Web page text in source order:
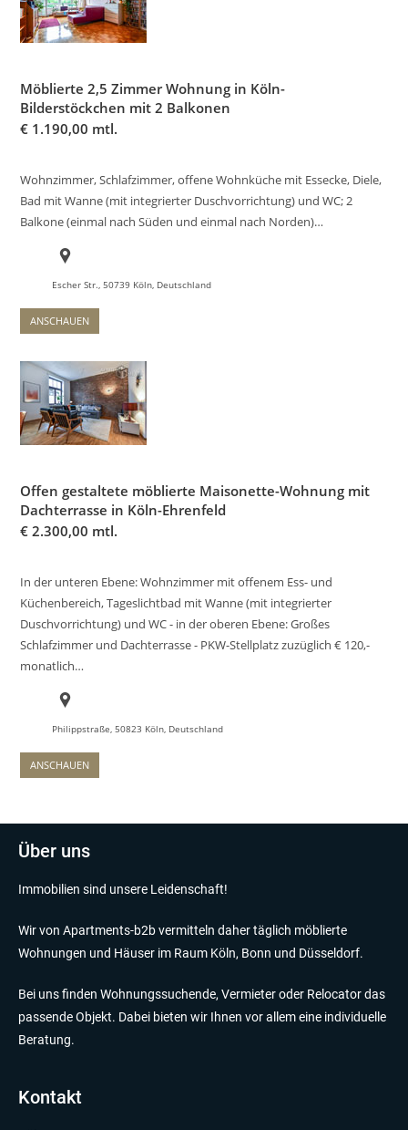
Möblierte 2,5 Zimmer Wohnung in Köln-
Bilderstöckchen mit 2 Balkonen
€ 1.190,00 mtl.
Wohnzimmer, Schlafzimmer, offene Wohnküche mit Essecke, Diele,
Bad mit Wanne (mit integrierter Duschvorrichtung) und WC; 2
Balkone (einmal nach Süden und einmal nach Norden)…
Escher Str., 50739 Köln, Deutschland
ANSCHAUEN
Offen gestaltete möblierte Maisonette-Wohnung mit
Dachterrasse in Köln-Ehrenfeld
€ 2.300,00 mtl.
In der unteren Ebene: Wohnzimmer mit offenem Ess- und
Küchenbereich, Tageslichtbad mit Wanne (mit integrierter
Duschvorrichtung) und WC - in der oberen Ebene: Großes
Schlafzimmer und Dachterrasse - PKW-Stellplatz zuzüglich € 120,-
monatlich…
Philippstraße, 50823 Köln, Deutschland
ANSCHAUEN
Über uns
Immobilien sind unsere Leidenschaft!
Wir von Apartments-b2b vermitteln daher täglich möblierte
Wohnungen und Häuser im Raum Köln, Bonn und Düsseldorf.
Bei uns finden Wohnungssuchende, Vermieter oder Relocator das
passende Objekt. Dabei bieten wir Ihnen vor allem eine individuelle
Beratung.
Kontakt